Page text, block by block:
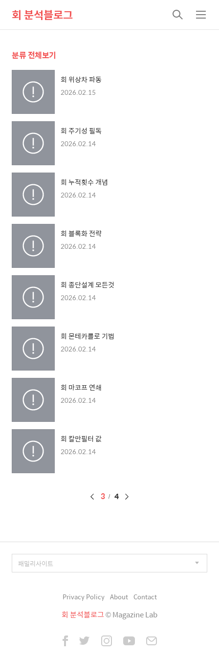
회 분석블로그
검
색
메
뉴
분류 전체보기
회 위상차 파동
2026.02.15
회 주기성 필독
2026.02.14
회 누적횟수 개념
2026.02.14
회 블록화 전략
2026.02.14
회 종단설계 모든것
2026.02.14
회 몬테카를로 기법
2026.02.14
회 마코프 연쇄
2026.02.14
회 칼만필터 값
2026.02.14
페
3 4
Privacy Policy About Contact
회 분석블로그© Magazine Lab